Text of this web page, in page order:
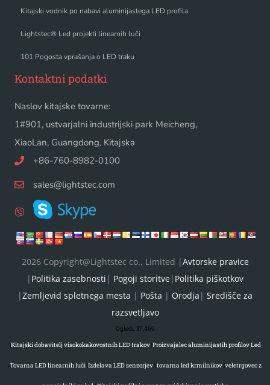
Kitajski vodnik po nabavi aluminijastega LED profila
Lightstec® Led projekti linearnih luči
101 Pogosta vprašanja o LED traku
Kontaktni podatki
Naslov kitajske tovarne:
1#901, ustvarjalni industrijski park Meicheng,
XiaoLan, Guangdong, Kitajska
+86-760-8982-0100
sales@lightstec.com
2026 Copyright@Lightstec co., Limited |Avtorske pravice
| Politika zasebnosti | Pogoji storitve| Politika piškotkov
|Zemljevid spletnega mesta | Pošta | Orodja | Središče za
razsvetljavo
Ogledi:37,469
|Kitajski dobavitelj visokokakovostnih LED trakov|Proizvajalec aluminijastih profilov Led
|Tovarna LED linearnih luči |Izdelava LED senzorjev |tovarna led krmilnikov |veletrgovec z